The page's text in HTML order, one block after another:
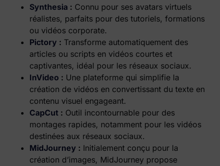
Synthesia : Connu pour ses avatars virtuels
réalistes, parfaits pour des tutoriels, formations
ou vidéos corporate.
Pictory : Transforme automatiquement des
articles ou scripts en vidéos courtes et
captivantes, idéal pour les réseaux sociaux.
InVideo : Une plateforme qui simplifie la
création de vidéos en convertissant du texte en
contenu visuel engageant.
CapCut : Outil incontournable pour des
montages rapides, notamment pour les vidéos
destinées aux réseaux sociaux.
MidJourney : Initialement conçu pour la
création d’images, MidJourney propose